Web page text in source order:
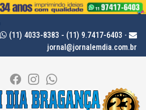
(11) 4033-8383 - (11) 9.7417-6403 -
jornal@jornalemdia.com.br